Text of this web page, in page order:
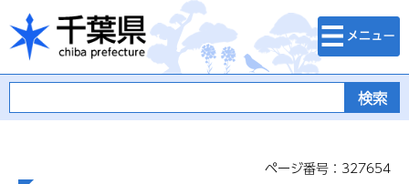
千葉県
検索・メニュ
ー
ページ番号：327654